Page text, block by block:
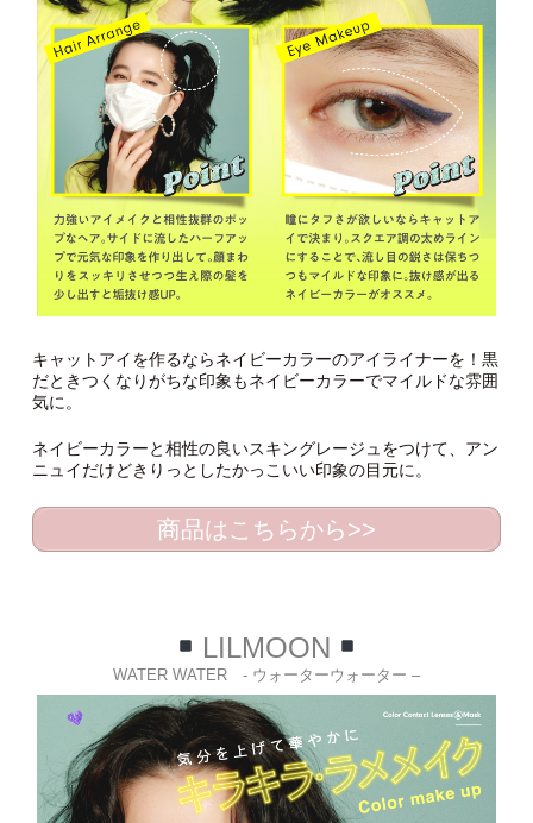
キャットアイを作るならネイビーカラーのアイライナーを！黒
だときつくなりがちな印象もネイビーカラーでマイルドな雰囲
気に。
ネイビーカラーと相性の良いスキングレージュをつけて、アン
ニュイだけどきりっとしたかっこいい印象の目元に。
商品はこちらから>>
LILMOON
WATER WATER - ウォーターウォーター –